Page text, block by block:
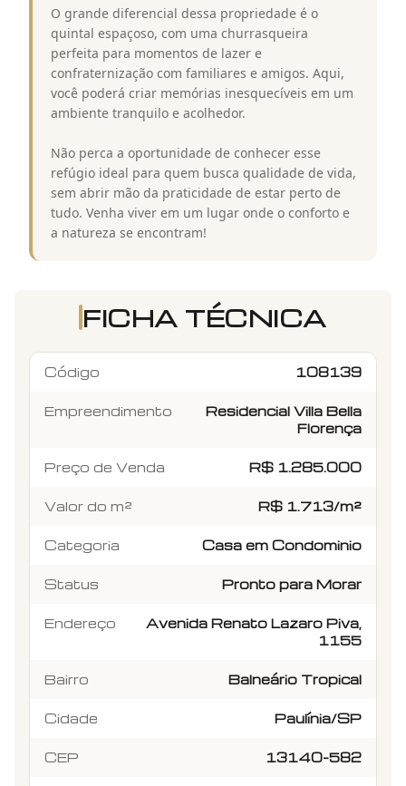
O grande diferencial dessa propriedade é o
quintal espaçoso, com uma churrasqueira
perfeita para momentos de lazer e
confraternização com familiares e amigos. Aqui,
você poderá criar memórias inesquecíveis em um
ambiente tranquilo e acolhedor.
Não perca a oportunidade de conhecer esse
refúgio ideal para quem busca qualidade de vida,
sem abrir mão da praticidade de estar perto de
tudo. Venha viver em um lugar onde o conforto e
a natureza se encontram!
FICHA TÉCNICA
Código 108139
Empreendimento
Residencial Villa Bella
Florença
Preço de Venda R$ 1.285.000
Valor do m² R$ 1.713/m²
Categoria Casa em Condominio
Status Pronto para Morar
Endereço
Avenida Renato Lazaro Piva,
1155
Bairro Balneário Tropical
Cidade Paulínia/SP
CEP 13140-582